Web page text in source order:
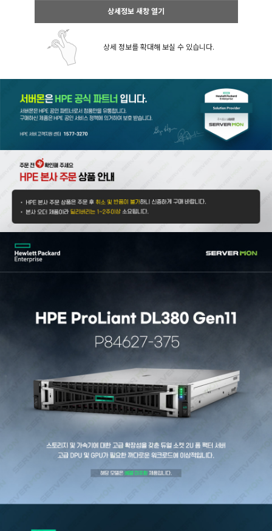
상세정보 새창 열기
상세 정보를 확대해 보실 수 있습니다.